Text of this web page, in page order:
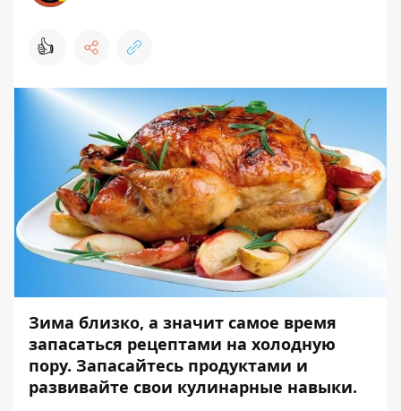
👍
Зима близко, а значит самое время
запасаться рецептами на холодную
пору. Запасайтесь продуктами и
развивайте свои кулинарные навыки.